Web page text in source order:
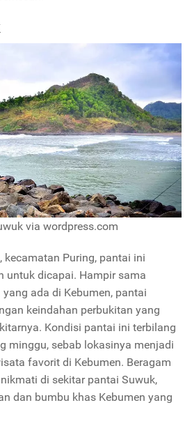
via wordpress.com
kecamatan Puring, pantai ini
untuk dicapai. Hampir sama
ada di Kebumen, pantai
keindahan perbukitan yang
Kondisi pantai ini terbilang
minggu, sebab lokasinya menjadi
favorit di Kebumen. Beragam
di sekitar pantai Suwuk,
dan bumbu khas Kebumen yang